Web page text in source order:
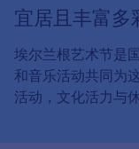
宜居且丰富多
埃尔兰根艺术节是
和音乐活动共同为
活动，文化活力与